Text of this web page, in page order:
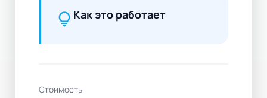
lightbulb Как это работает
Стоимость